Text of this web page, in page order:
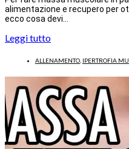
alimentazione e recupero per
ecco cosa devi…
Leggi tutto
ALLENAMENTO IPERTROFIA